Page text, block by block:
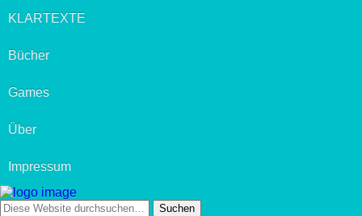
KLARTEXTE
Bücher
Games
Über
Impressum